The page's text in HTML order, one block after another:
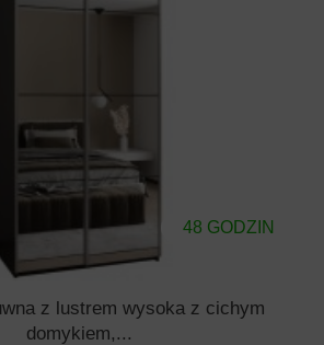
48 GODZIN
z lustrem wysoka z cichym
domykiem,...